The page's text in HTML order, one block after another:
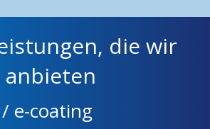
die wir
anbieten
/ e-coating